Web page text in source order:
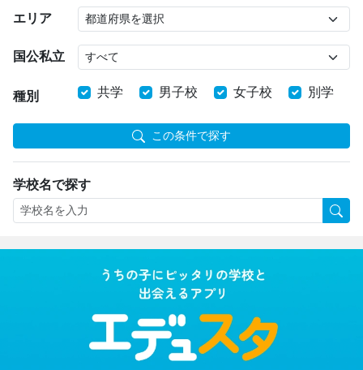
エリア
国公私立
種別 共学 男子校 女子校 別学
この条件で探す
学校名で探す